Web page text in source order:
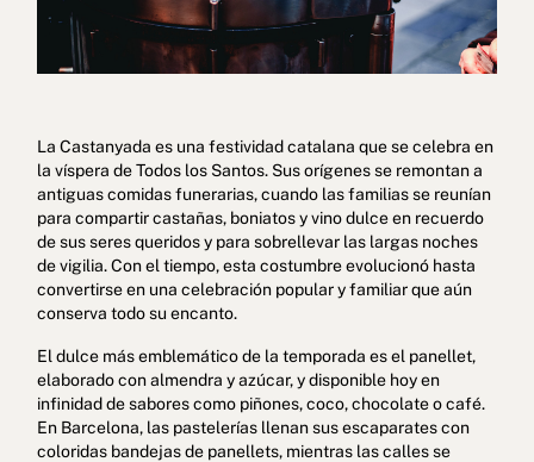
La Castanyada es una festividad catalana que se celebra en
la víspera de Todos los Santos. Sus orígenes se remontan a
antiguas comidas funerarias, cuando las familias se reunían
para compartir castañas, boniatos y vino dulce en recuerdo
de sus seres queridos y para sobrellevar las largas noches
de vigilia. Con el tiempo, esta costumbre evolucionó hasta
convertirse en una celebración popular y familiar que aún
conserva todo su encanto.
El dulce más emblemático de la temporada es el panellet,
elaborado con almendra y azúcar, y disponible hoy en
infinidad de sabores como piñones, coco, chocolate o café.
En Barcelona, las pastelerías llenan sus escaparates con
coloridas bandejas de panellets, mientras las calles se